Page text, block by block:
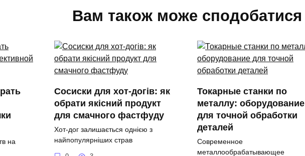
Вам також може сподобатися
на
Сосиски для хот-догів: як
обрати якісний продукт
для смачного фастфуду
Хот-дог залишається однією з
найпопулярніших страв
Токарные станки по
металлу: оборудование
для точной обработки
деталей
Современное
металлообрабатывающее